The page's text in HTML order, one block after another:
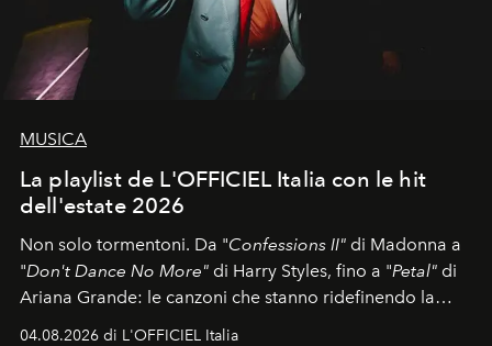
MUSICA
La playlist de L'OFFICIEL Italia con le hit
dell'estate 2026
Non solo tormentoni. Da "Confessions II" di Madonna a
"Don't Dance No More" di Harry Styles, fino a "Petal" di
Ariana Grande: le canzoni che stanno ridefinendo la
04.08.2026 di L'OFFICIEL Italia